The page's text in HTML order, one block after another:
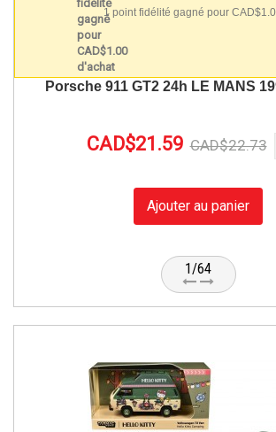
1 point fidélité gagné pour
Porsche 911 GT2 24h LE MANS
CAD$21.59 CAD$22.73
Ajouter au panier
1/64